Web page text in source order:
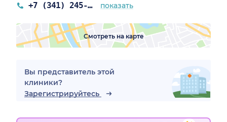
+7 (341) 245-16-59 показать
Смотреть на карте
Вы представитель этой
клиники?
Зарегистрируйтесь